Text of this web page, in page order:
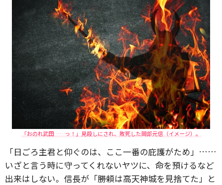
「おのれ武田……っ！」見殺しにされ、敗死した岡部元信（イメージ）。
「日ごろ主君と仰ぐのは、ここ一番の庇護がため」……
いざと言う時に守ってくれないヤツに、命を預けるなど
出来はしない。信長が「勝頼は高天神城を見捨てた」と